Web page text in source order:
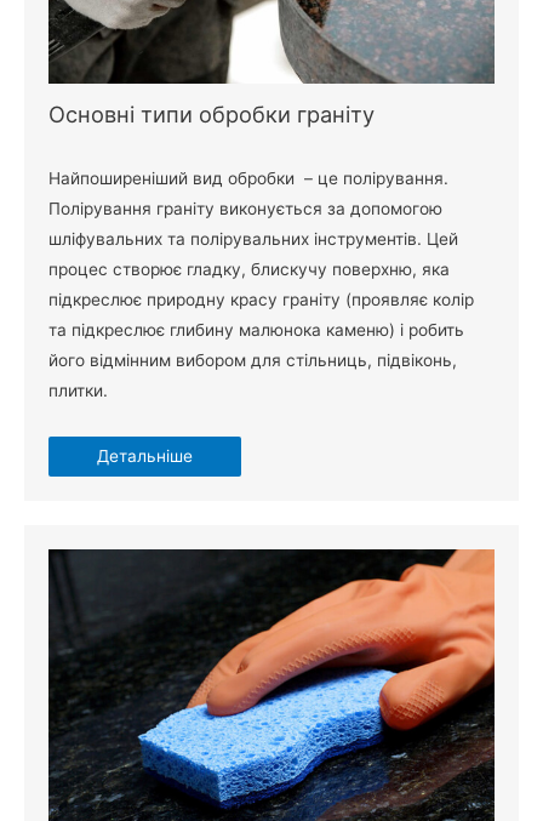
Основні типи обробки граніту
Найпоширеніший вид обробки – це полірування.
Полірування граніту виконується за допомогою
шліфувальних та полірувальних інструментів. Цей
процес створює гладку, блискучу поверхню, яка
підкреслює природну красу граніту (проявляє колір
та підкреслює глибину малюнока каменю) і робить
його відмінним вибором для стільниць, підвіконь,
плитки.
Детальніше